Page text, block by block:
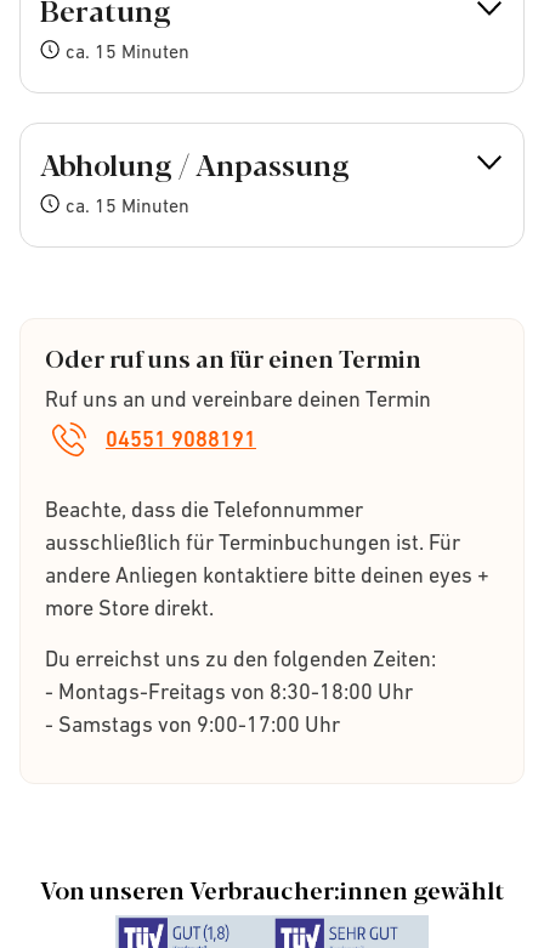
Beratung
ca. 15 Minuten
Abholung / Anpassung
ca. 15 Minuten
Oder ruf uns an für einen Termin
04551 9088191
Ruf uns an und vereinbare deinen Termin
Beachte, dass die Telefonnummer
ausschließlich für Terminbuchungen ist. Für
andere Anliegen kontaktiere bitte deinen eyes +
more Store direkt.
Du erreichst uns zu den folgenden Zeiten:
- Montags-Freitags von 8:30-18:00 Uhr
- Samstags von 9:00-17:00 Uhr
Von unseren Verbraucher:innen gewählt